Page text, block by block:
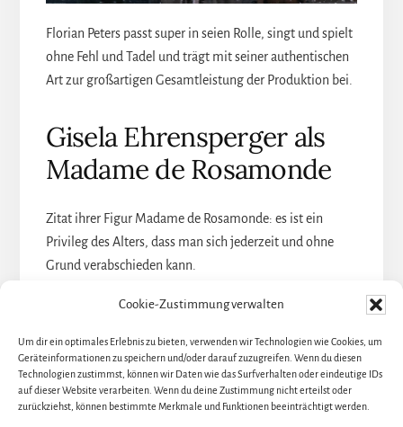
Cookie-Zustimmung verwalten
Um dir ein optimales Erlebnis zu bieten, verwenden wir Technologien wie Cookies, um
Geräteinformationen zu speichern und/oder darauf zuzugreifen. Wenn du diesen
Technologien zustimmst, können wir Daten wie das Surfverhalten oder eindeutige IDs
auf dieser Website verarbeiten. Wenn du deine Zustimmung nicht erteilst oder
zurückziehst, können bestimmte Merkmale und Funktionen beeinträchtigt werden.
Florian Peters passt super in seien Rolle, singt und spielt
ohne Fehl und Tadel und trägt mit seiner authentischen
Art zur großartigen Gesamtleistung der Produktion bei.
Gisela Ehrensperger als
Madame de Rosamonde
Zitat ihrer Figur Madame de Rosamonde: es ist ein
Privileg des Alters, dass man sich jederzeit und ohne
Grund verabschieden kann.
Alters für sich und ihre Auftritte im Gärtnerplatztheater
nicht in Anspruch nimmt. Die große Dame der Operette
zeigt sich auch mit ihren 75 Jahren präsent und mit
einnehmender Schlitzohrigkeit.